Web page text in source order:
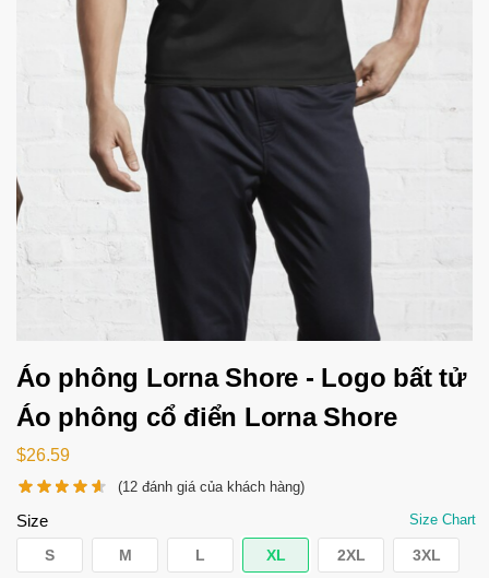
Áo phông Lorna Shore - Logo bất tử
Áo phông cổ điển Lorna Shore
$26.59
(12 đánh giá của khách hàng)
Size Size Chart
S M L XL 2XL 3XL